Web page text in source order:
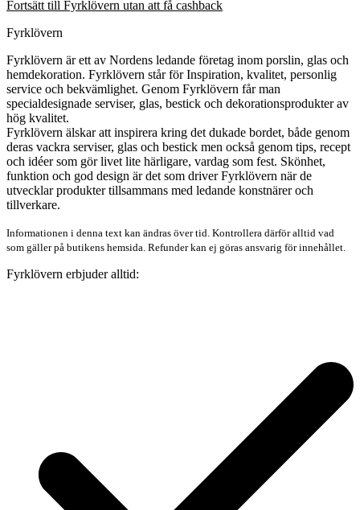
Fortsätt till Fyrklövern utan att få cashback
Fyrklövern
Fyrklövern är ett av Nordens ledande företag inom porslin, glas och
hemdekoration. Fyrklövern står för Inspiration, kvalitet, personlig
service och bekvämlighet. Genom Fyrklövern får man
specialdesignade serviser, glas, bestick och dekorationsprodukter av
hög kvalitet.
Fyrklövern älskar att inspirera kring det dukade bordet, både genom
deras vackra serviser, glas och bestick men också genom tips, recept
och idéer som gör livet lite härligare, vardag som fest. Skönhet,
funktion och god design är det som driver Fyrklövern när de
utvecklar produkter tillsammans med ledande konstnärer och
tillverkare.
Informationen i denna text kan ändras över tid. Kontrollera därför alltid vad
som gäller på butikens hemsida. Refunder kan ej göras ansvarig för innehållet.
Fyrklövern erbjuder alltid: